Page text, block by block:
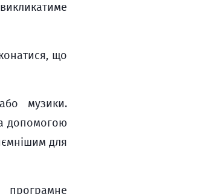
що
музики.
допомогою
для
програмне